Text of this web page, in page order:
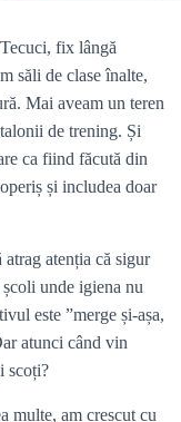
fix lângă
săli de clase înalte,
Mai aveam un teren
de trening. Și
ca fiind făcută din
și includea doar
atrag atenția că sigur
unde igiena nu
este ”merge și-așa,
atunci când vin
scoți?
multe, am crescut cu